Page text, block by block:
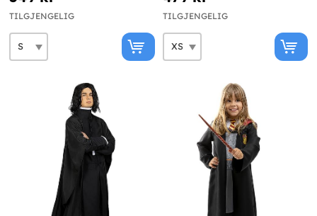
TILGJENGELIG TILGJENGELIG